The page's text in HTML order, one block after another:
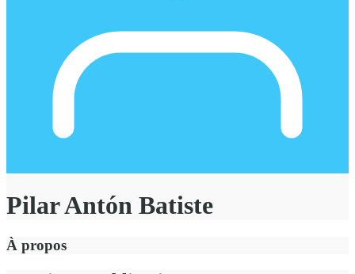
Pilar Antón Batiste
À propos